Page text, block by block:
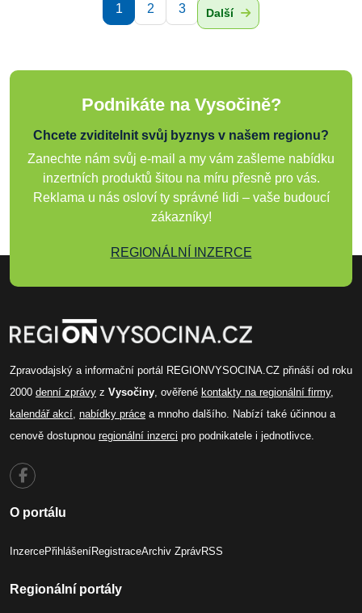
1 2 3 Další
Podnikáte na Vysočině?
Chcete zviditelnit svůj byznys v našem regionu?
Zanechte nám svůj e-mail a my vám zašleme nabídku
inzertních produktů šitou na míru přesně pro vás.
Reklama u nás osloví ty správné lidi – vaše budoucí
zákazníky!
REGIONÁLNÍ INZERCE
Zpravodajský a informační portál REGIONVYSOCINA.CZ přináší od roku
2000 denní zprávy z Vysočiny , ověřené kontakty na regionální firmy,
kalendář akcí nabídky práce a mnoho dalšího. Nabízí také účinnou a
cenově dostupnou regionální inzerci pro podnikatele i jednotlivce.
O portálu
InzercePřihlášeníRegistraceArchiv ZprávRSS
Regionální portály